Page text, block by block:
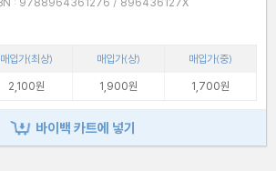
매입가(최상) 매입가(상)
매입가(중)
2,100원 1,900원 1,700원
바이백 카트에 넣기